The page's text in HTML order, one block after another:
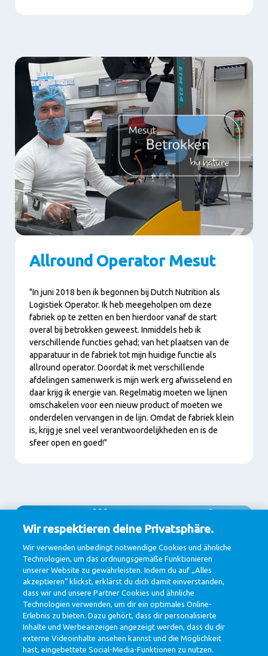
Allround Operator Mesut
"In juni 2018 ben ik begonnen bij Dutch Nutrition als
Logistiek Operator. Ik heb meegeholpen om deze
fabriek op te zetten en ben hierdoor vanaf de start
overal bij betrokken geweest. Inmiddels heb ik
verschillende functies gehad; van het plaatsen van de
apparatuur in de fabriek tot mijn huidige functie als
allround operator. Doordat ik met verschillende
afdelingen samenwerk is mijn werk erg afwisselend en
daar krijg ik energie van. Regelmatig moeten we lijnen
omschakelen voor een nieuw product of moeten we
onderdelen vervangen in de lijn. Omdat de fabriek klein
is, krijg je snel veel verantwoordelijkheden en is de
sfeer open en goed!"
Kom jij ons team in
Zwolle versterken?
Bekijk de vacatures!
Wir respektieren deine Privatsphäre.
Wir verwenden unbedingt notwendige Cookies und ähnliche
Technologien, um das ordnungsgemäße Funktionieren
unserer Website zu gewährleisten. Indem du auf „Alles
akzeptieren“ klickst, erklärst du dich damit einverstanden,
dass wir und unsere Partner Cookies und ähnliche
Technologien verwenden, um dir ein optimales Online-
Erlebnis zu bieten. Dazu gehört, dass dir personalisierte
Inhalte und Werbeanzeigen angezeigt werden, dass du dir
externe Videoinhalte ansehen kannst und die Möglichkeit
hast, eingebettete Social-Media-Funktionen zu nutzen.